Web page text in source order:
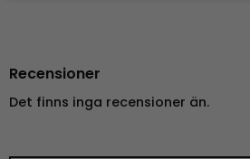
Recensioner
Det finns inga recensioner än.